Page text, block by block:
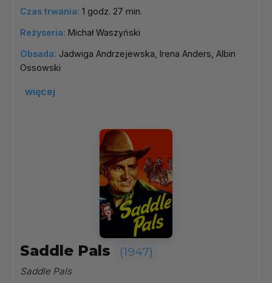
Czas trwania: 1 godz. 27 min.
Reżyseria: Michał Waszyński
Obsada: Jadwiga Andrzejewska, Irena Anders, Albin
Ossowski
więcej
Saddle Pals (1947)
Saddle Pals